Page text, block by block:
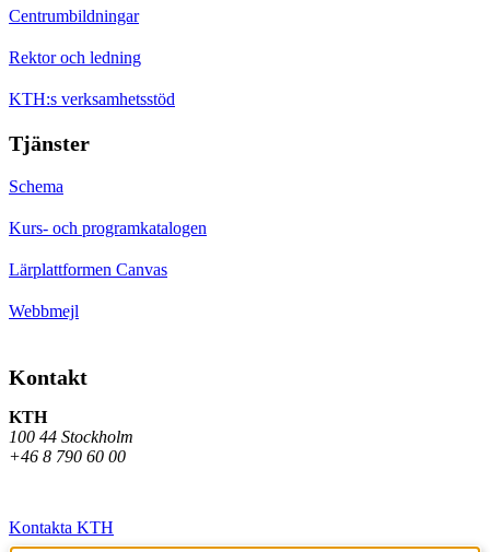
Centrumbildningar
Rektor och ledning
KTH:s verksamhetsstöd
Tjänster
Schema
Kurs- och programkatalogen
Lärplattformen Canvas
Webbmejl
Kontakt
KTH
100 44 Stockholm
+46 8 790 60 00
Kontakta KTH